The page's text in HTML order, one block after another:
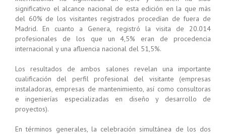
significativo el alcance nacional de esta edición en la que más
del 60% de los visitantes registrados procedían de fuera de
Madrid. En cuanto a Genera, registró la visita de 20.014
profesionales de los que un 4,5% eran de procedencia
internacional y una afluencia nacional del 51,5%.
Los resultados de ambos salones revelan una importante
cualificación del perfil profesional del visitante (empresas
instaladoras, empresas de mantenimiento, así como consultoras
e ingenierías especializadas en diseño y desarrollo de
proyectos).
En términos generales, la celebración simultánea de los dos